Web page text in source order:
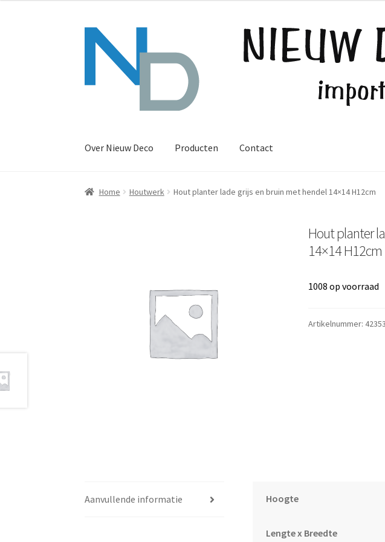
Ga
door
Ga
naar
Over Nieuw Deco Producten Contact
Home Houtwerk Hout planter lade grijs en bruin met hendel 14×14 H12cm
Hout planter
14×14 H12cm
1008 op voorraad
Artikelnummer:42353
Aanvullende informatie Hoogte
Lengte x Breedte